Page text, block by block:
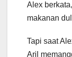
Alex
makanan
Tapi saat
Aril